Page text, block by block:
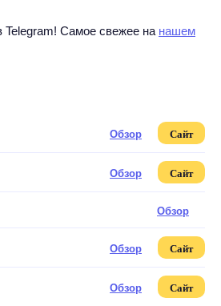
Telegram! Самое свежее на нашем
Обзор Сайт
Обзор Сайт
Обзор
Обзор Сайт
Обзор Сайт